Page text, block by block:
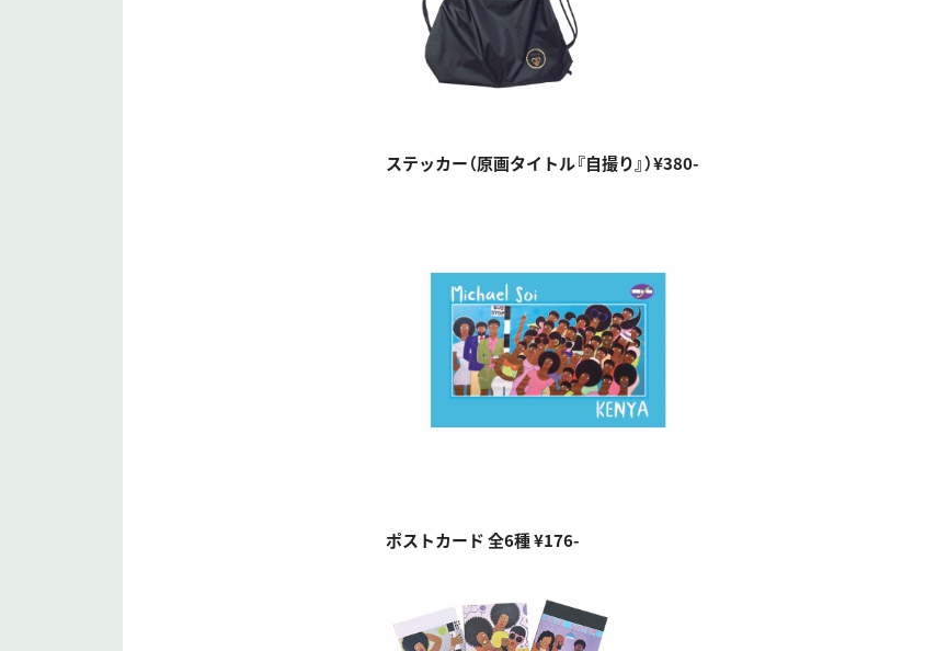
ステッカー（原画タイトル『自撮り』）¥380-
ポストカード 全6種 ¥176-